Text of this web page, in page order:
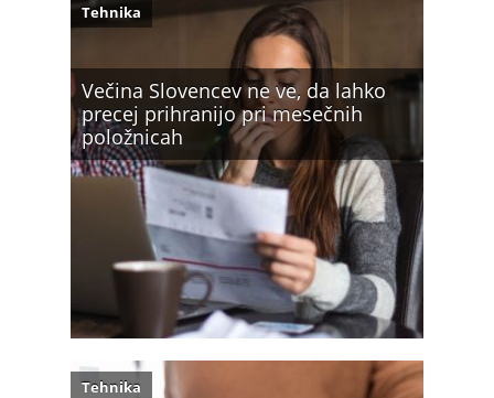
Večina Slovencev ne ve, da lahko
precej prihranijo pri mesečnih
položnicah
Tehnika
Tehnika